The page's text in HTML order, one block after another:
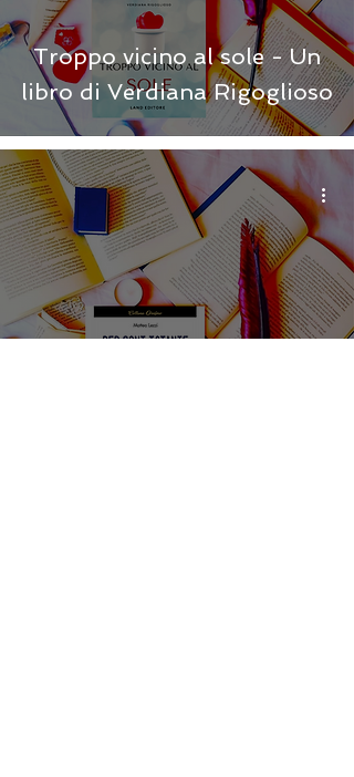
Troppo vicino al sole - Un
libro di Verdiana Rigoglioso